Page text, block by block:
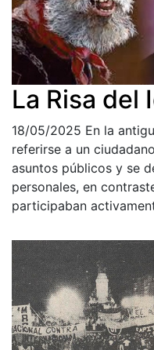
La Risa del
18/05/2025 En la
referirse a un
asuntos públicos y se
personales, en
participaban